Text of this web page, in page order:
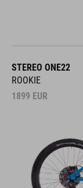
STEREO ONE22
ROOKIE
1899 EUR